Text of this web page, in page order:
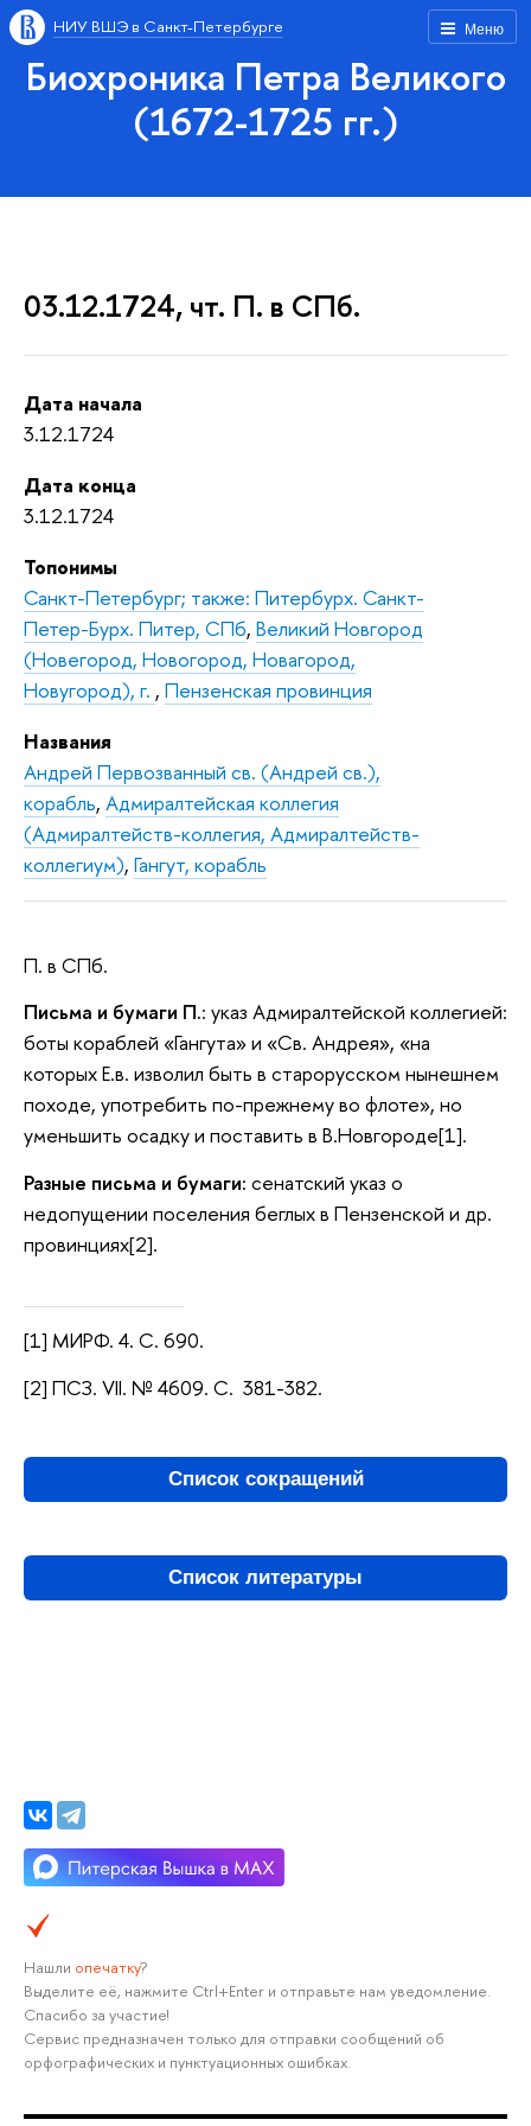
Меню
НИУ ВШЭ в Санкт-Петербурге
Биохроника Петра Великого
(1672-1725 гг.)
03.12.1724, чт. П. в СПб.
Дата начала
3.12.1724
Дата конца
3.12.1724
Топонимы
Санкт-Петербург; также: Питербурх. Санкт-
Петер-Бурх. Питер, СПб, Великий Новгород
(Новегород, Новогород, Новагород,
Новугород), г. , Пензенская провинция
Названия
Андрей Первозванный св. (Андрей св.),
корабль, Адмиралтейская коллегия
(Адмиралтейств-коллегия, Адмиралтейств-
коллегиум), Гангут, корабль
П. в СПб.
Письма и бумаги П.: указ Адмиралтейской коллегией:
боты кораблей «Гангута» и «Св. Андрея», «на
которых Е.в. изволил быть в старорусском нынешнем
походе, употребить по-прежнему во флоте», но
уменьшить осадку и поставить в В.Новгороде[1].
Разные письма и бумаги: сенатский указ о
недопущении поселения беглых в Пензенской и др.
провинциях[2].
[1] МИРФ. 4. С. 690.
[2] ПСЗ. VII. № 4609. С. 381-382.
Список сокращений
Список литературы
Нашли опечатку?
Выделите её, нажмите Ctrl+Enter и отправьте нам уведомление.
Спасибо за участие!
Сервис предназначен только для отправки сообщений об
орфографических и пунктуационных ошибках.